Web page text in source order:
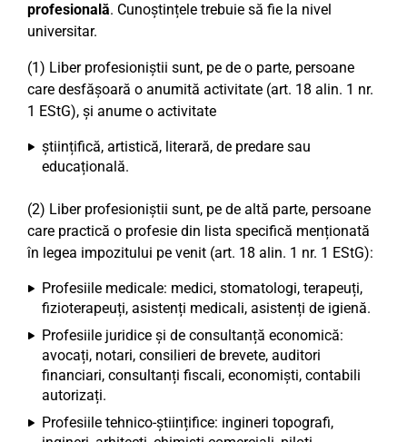
profesională. Cunoștințele trebuie să fie la nivel
universitar.
(1) Liber profesioniștii sunt, pe de o parte, persoane
care desfășoară o anumită activitate (art. 18 alin. 1 nr.
1 EStG), și anume o activitate
științifică, artistică, literară, de predare sau
educațională.
(2) Liber profesioniștii sunt, pe de altă parte, persoane
care practică o profesie din lista specifică menționată
în legea impozitului pe venit (art. 18 alin. 1 nr. 1 EStG):
Profesiile medicale: medici, stomatologi, terapeuți,
fizioterapeuți, asistenți medicali, asistenți de igienă.
Profesiile juridice și de consultanță economică:
avocați, notari, consilieri de brevete, auditori
financiari, consultanți fiscali, economiști, contabili
autorizați.
Profesiile tehnico-științifice: ingineri topografi,